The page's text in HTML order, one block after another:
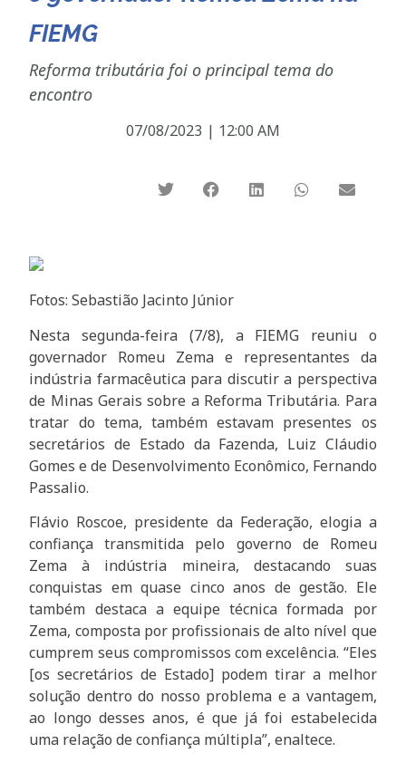
FIEMG
Reforma tributária foi o principal tema do
encontro
07/08/2023 | 12:00 AM
Fotos: Sebastião Jacinto Júnior
Nesta segunda-feira (7/8), a FIEMG reuniu o
governador Romeu Zema e representantes da
indústria farmacêutica para discutir a perspectiva
de Minas Gerais sobre a Reforma Tributária. Para
tratar do tema, também estavam presentes os
secretários de Estado da Fazenda, Luiz Cláudio
Gomes e de Desenvolvimento Econômico, Fernando
Passalio.
Flávio Roscoe, presidente da Federação, elogia a
confiança transmitida pelo governo de Romeu
Zema à indústria mineira, destacando suas
conquistas em quase cinco anos de gestão. Ele
também destaca a equipe técnica formada por
Zema, composta por profissionais de alto nível que
cumprem seus compromissos com excelência. “Eles
[os secretários de Estado] podem tirar a melhor
solução dentro do nosso problema e a vantagem,
ao longo desses anos, é que já foi estabelecida
uma relação de confiança múltipla”, enaltece.